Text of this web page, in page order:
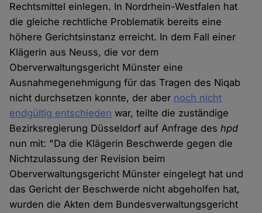
Rechtsmittel einlegen. In Nordrhein-Westfalen hat
die gleiche rechtliche Problematik bereits eine
höhere Gerichtsinstanz erreicht. In dem Fall einer
Klägerin aus Neuss, die vor dem
Oberverwaltungsgericht Münster eine
Ausnahmegenehmigung für das Tragen des Niqab
nicht durchsetzen konnte, der aber noch nicht
endgültig entschieden war, teilte die zuständige
Bezirksregierung Düsseldorf auf Anfrage deshpd
nun mit: "Da die Klägerin Beschwerde gegen die
Nichtzulassung der Revision beim
Oberverwaltungsgericht Münster eingelegt hat und
das Gericht der Beschwerde nicht abgeholfen hat,
wurden die Akten dem Bundesverwaltungsgericht